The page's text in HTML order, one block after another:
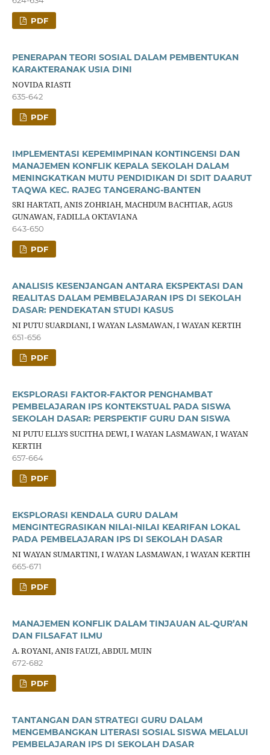
PDF
PENERAPAN TEORI SOSIAL DALAM PEMBENTUKAN
KARAKTERANAK USIA DINI
NOVIDA RIASTI
635-642
PDF
IMPLEMENTASI KEPEMIMPINAN KONTINGENSI DAN
MANAJEMEN KONFLIK KEPALA SEKOLAH DALAM
MENINGKATKAN MUTU PENDIDIKAN DI SDIT DAARUT
TAQWA KEC. RAJEG TANGERANG-BANTEN
SRI HARTATI, ANIS ZOHRIAH, MACHDUM BACHTIAR, AGUS
GUNAWAN, FADILLA OKTAVIANA
643-650
PDF
ANALISIS KESENJANGAN ANTARA EKSPEKTASI DAN
REALITAS DALAM PEMBELAJARAN IPS DI SEKOLAH
DASAR: PENDEKATAN STUDI KASUS
NI PUTU SUARDIANI, I WAYAN LASMAWAN, I WAYAN KERTIH
651-656
PDF
EKSPLORASI FAKTOR-FAKTOR PENGHAMBAT
PEMBELAJARAN IPS KONTEKSTUAL PADA SISWA
SEKOLAH DASAR: PERSPEKTIF GURU DAN SISWA
NI PUTU ELLYS SUCITHA DEWI, I WAYAN LASMAWAN, I WAYAN
KERTIH
657-664
PDF
EKSPLORASI KENDALA GURU DALAM
MENGINTEGRASIKAN NILAI-NILAI KEARIFAN LOKAL
PADA PEMBELAJARAN IPS DI SEKOLAH DASAR
NI WAYAN SUMARTINI, I WAYAN LASMAWAN, I WAYAN KERTIH
665-671
PDF
MANAJEMEN KONFLIK DALAM TINJAUAN AL-QUR’AN
DAN FILSAFAT ILMU
A. ROYANI, ANIS FAUZI, ABDUL MUIN
672-682
PDF
TANTANGAN DAN STRATEGI GURU DALAM
MENGEMBANGKAN LITERASI SOSIAL SISWA MELALUI
PEMBELAJARAN IPS DI SEKOLAH DASAR